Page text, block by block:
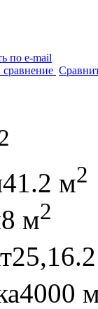
по e-mail
сравнение
41.2 м2
8 м2
4000